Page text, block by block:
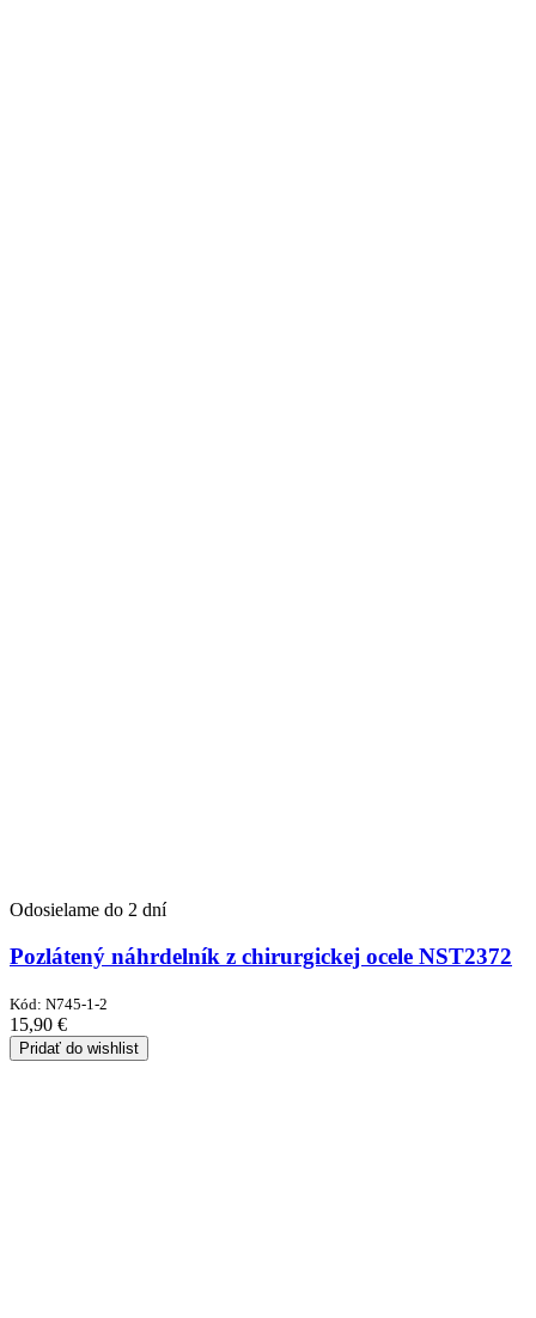
Odosielame do 2 dní
Pozlátený náhrdelník z chirurgickej ocele NST2372
Kód: N745-1-2
15,90 €
Pridať do wishlist